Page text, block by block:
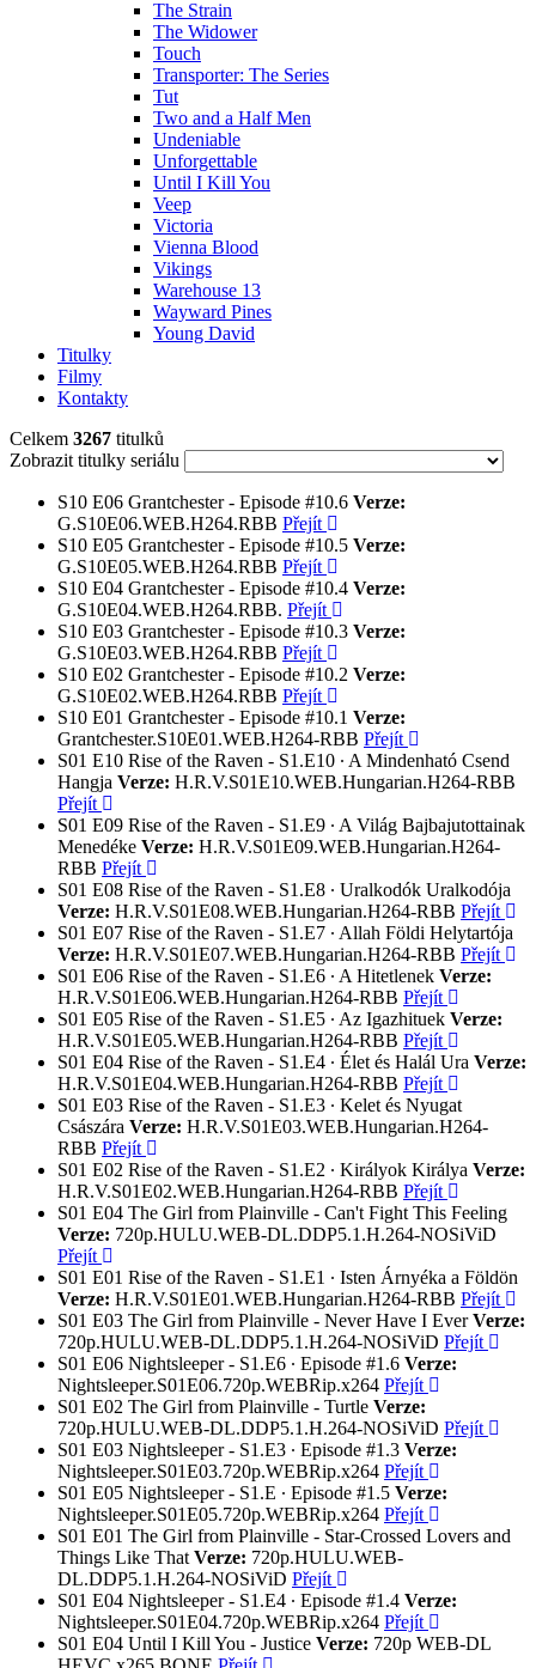
The Strain
The Widower
Touch
Transporter: The Series
Tut
Two and a Half Men
Undeniable
Unforgettable
Until I Kill You
Veep
Victoria
Vienna Blood
Vikings
Warehouse 13
Wayward Pines
Young David
Titulky
Filmy
Kontakty
Celkem 3267 titulků
Zobrazit titulky seriálu
S10 E06 Grantchester - Episode #10.6 Verze:
G.S10E06.WEB.H264.RBB Přejít
S10 E05 Grantchester - Episode #10.5 Verze:
G.S10E05.WEB.H264.RBB Přejít
S10 E04 Grantchester - Episode #10.4 Verze:
G.S10E04.WEB.H264.RBB. Přejít
S10 E03 Grantchester - Episode #10.3 Verze:
G.S10E03.WEB.H264.RBB Přejít
S10 E02 Grantchester - Episode #10.2 Verze:
G.S10E02.WEB.H264.RBB Přejít
S10 E01 Grantchester - Episode #10.1 Verze:
Grantchester.S10E01.WEB.H264-RBB Přejít
S01 E10 Rise of the Raven - S1.E10 ∙ A Mindenható Csend
Hangja Verze: H.R.V.S01E10.WEB.Hungarian.H264-RBB
Přejít
S01 E09 Rise of the Raven - S1.E9 ∙ A Világ Bajbajutottainak
Menedéke Verze: H.R.V.S01E09.WEB.Hungarian.H264-
RBB Přejít
S01 E08 Rise of the Raven - S1.E8 ∙ Uralkodók Uralkodója
Verze: H.R.V.S01E08.WEB.Hungarian.H264-RBB Přejít
S01 E07 Rise of the Raven - S1.E7 ∙ Allah Földi Helytartója
Verze: H.R.V.S01E07.WEB.Hungarian.H264-RBB Přejít
S01 E06 Rise of the Raven - S1.E6 ∙ A Hitetlenek Verze:
H.R.V.S01E06.WEB.Hungarian.H264-RBB Přejít
S01 E05 Rise of the Raven - S1.E5 ∙ Az Igazhituek Verze:
H.R.V.S01E05.WEB.Hungarian.H264-RBB Přejít
S01 E04 Rise of the Raven - S1.E4 ∙ Élet és Halál Ura Verze:
H.R.V.S01E04.WEB.Hungarian.H264-RBB Přejít
S01 E03 Rise of the Raven - S1.E3 ∙ Kelet és Nyugat
Császára Verze: H.R.V.S01E03.WEB.Hungarian.H264-
RBB Přejít
S01 E02 Rise of the Raven - S1.E2 ∙ Királyok Királya Verze:
H.R.V.S01E02.WEB.Hungarian.H264-RBB Přejít
S01 E04 The Girl from Plainville - Can't Fight This Feeling
Verze: 720p.HULU.WEB-DL.DDP5.1.H.264-NOSiViD
Přejít
S01 E01 Rise of the Raven - S1.E1 ∙ Isten Árnyéka a Földön
Verze: H.R.V.S01E01.WEB.Hungarian.H264-RBB Přejít
S01 E03 The Girl from Plainville - Never Have I Ever Verze:
720p.HULU.WEB-DL.DDP5.1.H.264-NOSiViD Přejít
S01 E06 Nightsleeper - S1.E6 ∙ Episode #1.6 Verze:
Nightsleeper.S01E06.720p.WEBRip.x264 Přejít
S01 E02 The Girl from Plainville - Turtle Verze:
720p.HULU.WEB-DL.DDP5.1.H.264-NOSiViD Přejít
S01 E03 Nightsleeper - S1.E3 ∙ Episode #1.3 Verze:
Nightsleeper.S01E03.720p.WEBRip.x264 Přejít
S01 E05 Nightsleeper - S1.E ∙ Episode #1.5 Verze:
Nightsleeper.S01E05.720p.WEBRip.x264 Přejít
S01 E01 The Girl from Plainville - Star-Crossed Lovers and
Things Like That Verze: 720p.HULU.WEB-
DL.DDP5.1.H.264-NOSiViD Přejít
S01 E04 Nightsleeper - S1.E4 ∙ Episode #1.4 Verze:
Nightsleeper.S01E04.720p.WEBRip.x264 Přejít
S01 E04 Until I Kill You - Justice Verze: 720p WEB-DL